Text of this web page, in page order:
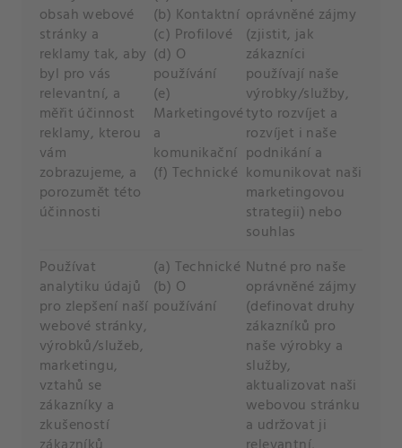
obsah webové
stránky a
reklamy tak, aby
byl pro vás
relevantní, a
měřit účinnost
reklamy, kterou
vám
zobrazujeme, a
porozumět této
účinnosti
(b) Kontaktní
(c) Profilové
(d) O
používání
(e)
Marketingové
a
komunikační
(f) Technické
oprávněné zájmy
(zjistit, jak
zákazníci
používají naše
výrobky/služby,
tyto rozvíjet a
rozvíjet i naše
podnikání a
komunikovat naši
marketingovou
strategii) nebo
souhlas
Používat
analytiku údajů
pro zlepšení naší
webové stránky,
výrobků/služeb,
marketingu,
vztahů se
zákazníky a
zkušeností
(a) Technické
(b) O
používání
Nutné pro naše
oprávněné zájmy
(definovat druhy
zákazníků pro
naše výrobky a
služby,
aktualizovat naši
webovou stránku
a udržovat ji